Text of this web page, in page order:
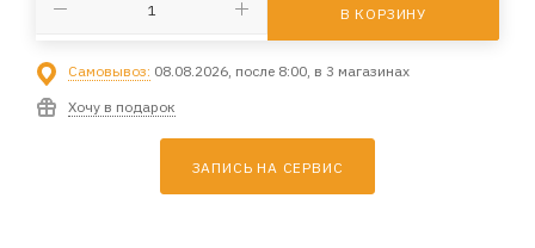
В КОРЗИНУ
Самовывоз: 08.08.2026, после 8:00, в 3 магазинах
Хочу в подарок
ЗАПИСЬ НА СЕРВИС